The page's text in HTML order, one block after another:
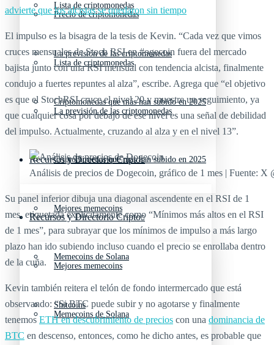
Lista de criptomonedas
La previsión de las criptomonedas
Criptomonedas que más han subido en 2025
Recursos y Directorio Cripto
Mejores memecoins
Memecoins de Solana
Shitcoins
Precio de criptomonedas
Lista de criptomonedas
La previsión de las criptomonedas
Criptomonedas que más han subido en 2025
Recursos y Directorio Cripto
Mejores memecoins
Memecoins de Solana
advierte que los alcistas se quedaron sin tiempo
El impulso es la bisagra de la tesis de Kevin. “Cada vez que vimos
cruces mensuales de Stoch RSI en #ogecoin fuera del mercado
bajista junto con una RSI mensual con tendencia alcista, finalmente
condujo a fuertes repuntes al alza”, escribe. Agrega que “el objetivo
es que el StochRSI cruce el nivel 20 y muestre un seguimiento, ya
que cualquier cosa por debajo de ese nivel es una señal de debilidad
del impulso. Actualmente, cruzando al alza y en el nivel 13”.
Análisis de precios de Dogecoin, gráfico de 1 mes | Fuente:
Su panel inferior dibuja una diagonal ascendente en el RSI de 1
mes, etiquetada explícitamente como “Mínimos más altos en el RSI
de 1 mes”, para subrayar que los mínimos de impulso a más largo
plazo han ido subiendo incluso cuando el precio se enrollaba dentro
de la cuña.
Kevin también reitera el telón de fondo intermercado que está
observando: “Si BTC puede subir y no agotarse y finalmente
tenemos ETH en descubrimiento de precios con una dominancia de
BTC en descenso, entonces, como he dicho antes, es probable que